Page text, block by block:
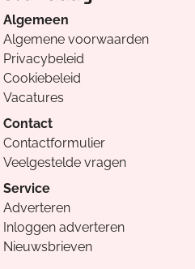
Algemeen
Algemene voorwaarden
Privacybeleid
Cookiebeleid
Vacatures
Contact
Contactformulier
Veelgestelde vragen
Service
Adverteren
Inloggen adverteren
Nieuwsbrieven